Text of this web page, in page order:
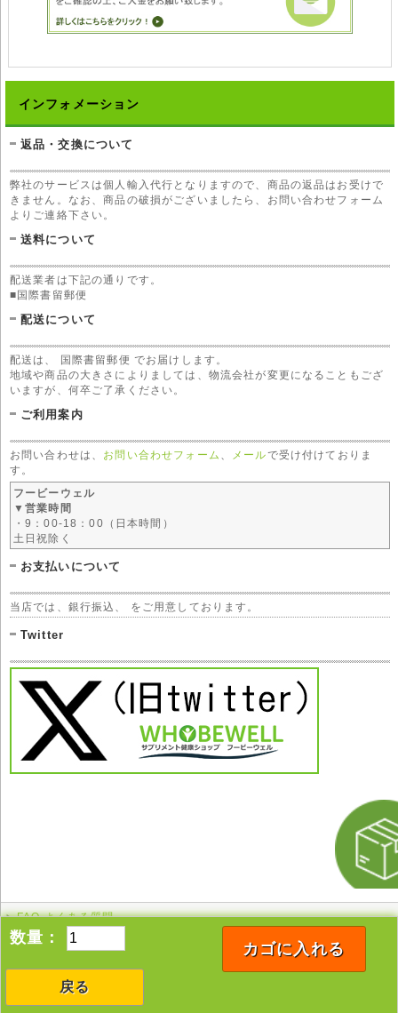
数量：
カゴに入れる
戻る
インフォメーション
返品・交換について
弊社のサービスは個人輸入代行となりますので、商品の返品はお受けで
きません。なお、商品の破損がございましたら、お問い合わせフォーム
よりご連絡下さい。
送料について
配送業者は下記の通りです。
■国際書留郵便
配送について
配送は、 国際書留郵便 でお届けします。
地域や商品の大きさによりましては、物流会社が変更になることもござ
いますが、何卒ご了承ください。
ご利用案内
お問い合わせは、 お問い合わせフォーム メールで受け付けておりま
す。
フービーウェル
▼営業時間
・9：00-18：00（日本時間）
土日祝除く
お支払いについて
当店では、銀行振込、 をご用意しております。
Twitter
FAQ よくある質問
Copyright © 2005-2026 whobewell All rights reserved.